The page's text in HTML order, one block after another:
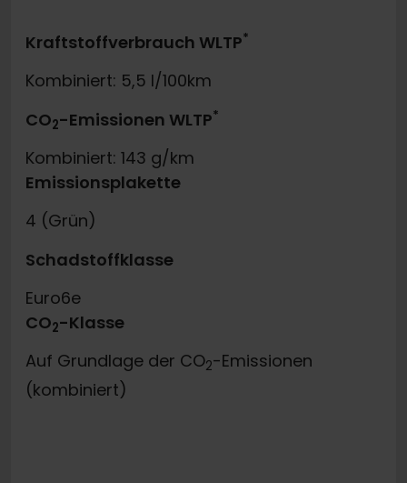
Kraftstoffverbrauch WLTP*
Kombiniert: 5,5 l/100km
CO2-Emissionen WLTP*
Kombiniert: 143 g/km
Emissionsplakette
4 (Grün)
Schadstoffklasse
Euro6e
CO2-Klasse
Auf Grundlage der CO2-Emissionen
(kombiniert)